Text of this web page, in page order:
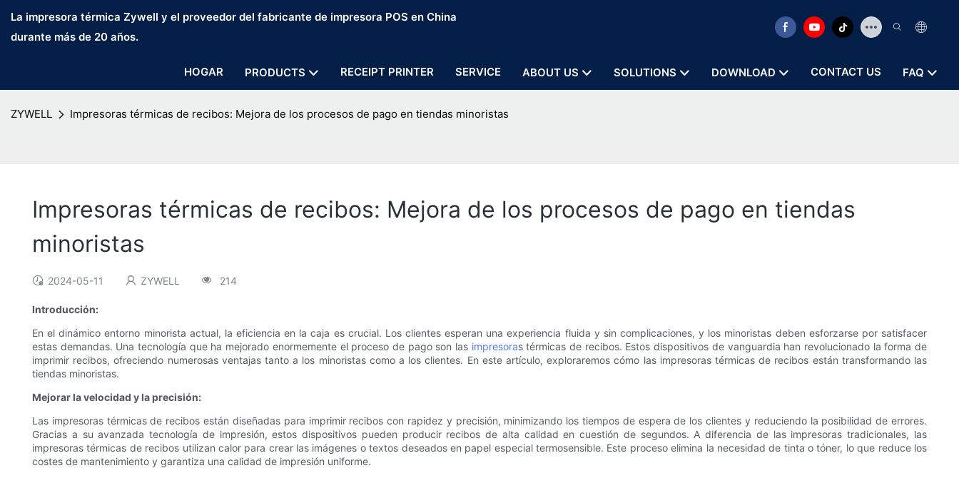
La impresora térmica Zywell y el proveedor del fabricante de impresora POS en China
durante más de 20 años.
HOGAR PRODUCTS RECEIPT PRINTER SERVICE ABOUT US SOLUTIONS DOWNLOAD CONTACT US FAQ
ZYWELL Impresoras térmicas de recibos: Mejora de los procesos de pago en tiendas minoristas
Impresoras térmicas de recibos: Mejora de los procesos de pago en tiendas
minoristas
2024-05-11 ZYWELL 214
Introducción:
En el dinámico entorno minorista actual, la eficiencia en la caja es crucial. Los clientes esperan una experiencia fluida y sin complicaciones, y los minoristas deben esforzarse por satisfacer
estas demandas. Una tecnología que ha mejorado enormemente el proceso de pago son las impresoras térmicas de recibos. Estos dispositivos de vanguardia han revolucionado la forma de
imprimir recibos, ofreciendo numerosas ventajas tanto a los minoristas como a los clientes. En este artículo, exploraremos cómo las impresoras térmicas de recibos están transformando las
tiendas minoristas.
Mejorar la velocidad y la precisión:
Las impresoras térmicas de recibos están diseñadas para imprimir recibos con rapidez y precisión, minimizando los tiempos de espera de los clientes y reduciendo la posibilidad de errores.
Gracias a su avanzada tecnología de impresión, estos dispositivos pueden producir recibos de alta calidad en cuestión de segundos. A diferencia de las impresoras tradicionales, las
impresoras térmicas de recibos utilizan calor para crear las imágenes o textos deseados en papel especial termosensible. Este proceso elimina la necesidad de tinta o tóner, lo que reduce los
costes de mantenimiento y garantiza una calidad de impresión uniforme.